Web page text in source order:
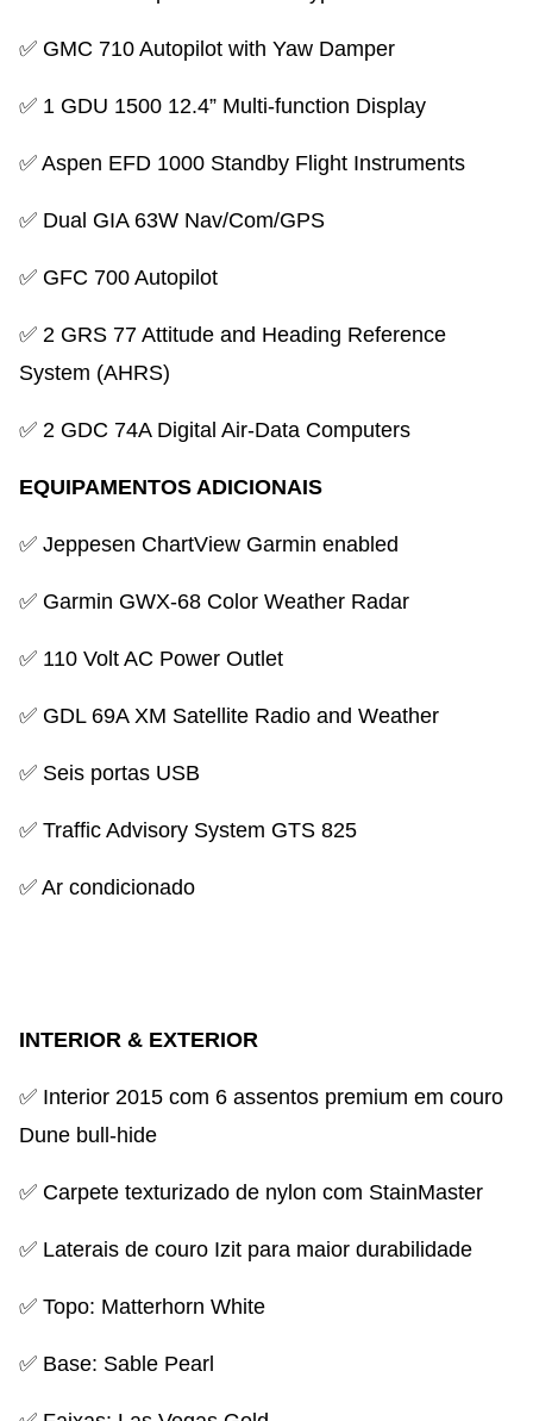
✅ GMC 710 Autopilot with Yaw Damper
✅ 1 GDU 1500 12.4” Multi-function Display
✅ Aspen EFD 1000 Standby Flight Instruments
✅ Dual GIA 63W Nav/Com/GPS
✅ GFC 700 Autopilot
✅ 2 GRS 77 Attitude and Heading Reference
System (AHRS)
✅ 2 GDC 74A Digital Air-Data Computers
EQUIPAMENTOS ADICIONAIS
✅ Jeppesen ChartView Garmin enabled
✅ Garmin GWX-68 Color Weather Radar
✅ 110 Volt AC Power Outlet
✅ GDL 69A XM Satellite Radio and Weather
✅ Seis portas USB
✅ Traffic Advisory System GTS 825
✅ Ar condicionado
INTERIOR & EXTERIOR
✅ Interior 2015 com 6 assentos premium em couro
Dune bull-hide
✅ Carpete texturizado de nylon com StainMaster
✅ Laterais de couro Izit para maior durabilidade
✅ Topo: Matterhorn White
✅ Base: Sable Pearl